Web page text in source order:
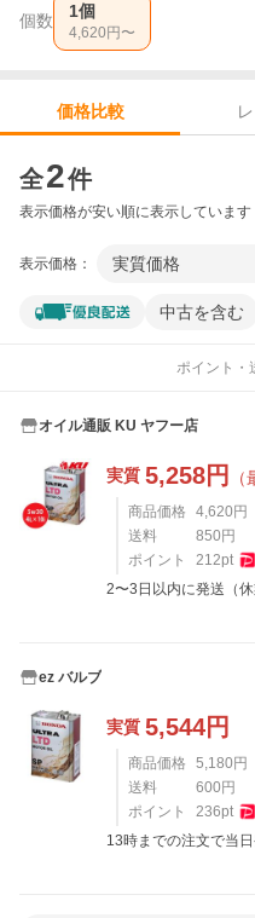
個数 1個
4,620 円〜
価格比較
全2件
表示価格が安い順に表示しています
表示価格： 実質価格
中古を含む
ポイント・
オイル通販 KU ヤフー店
実質 5,258円
商品価格 4,620 円
送料
850 円
ポイント
212pt
2〜3日以内に発送（休
ez バルブ
実質 5,544円
商品価格 5,180 円
送料
600 円
ポイント
236pt
13時までの注文で当